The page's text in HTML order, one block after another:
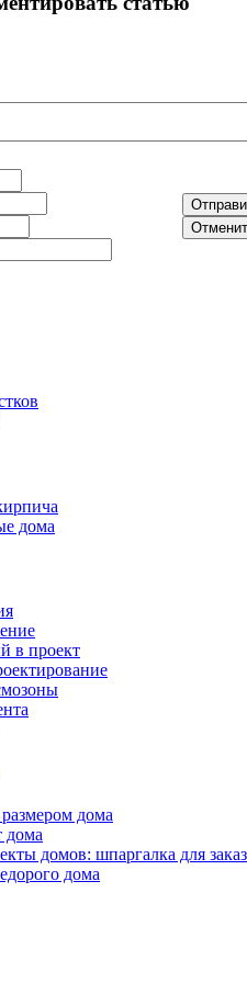
дома
в проект
дома
дома
домов: шпаргалка для
дома